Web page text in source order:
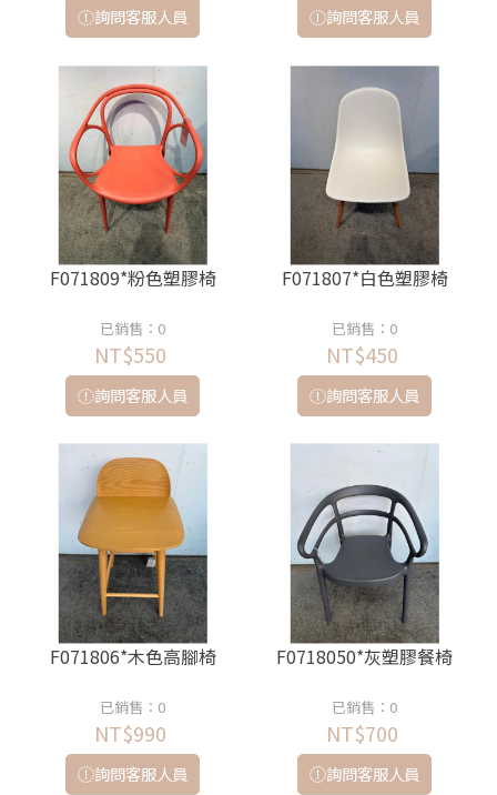
詢問客服人員 詢問客服人員
F071809*粉色塑膠椅
已銷售：0
NT$550
詢問客服人員
F071807*白色塑膠椅
已銷售：0
NT$450
詢問客服人員
F071806*木色高腳椅
已銷售：0
NT$990
詢問客服人員
F0718050*灰塑膠餐椅
已銷售：0
NT$700
詢問客服人員